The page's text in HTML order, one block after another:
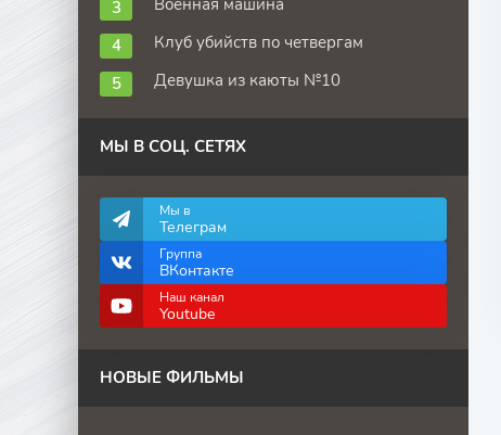
Военная машина
Клуб убийств по четвергам
Девушка из каюты №10
МЫ В СОЦ. СЕТЯХ
Мы в
Телеграм
Группа
ВКонтакте
Наш канал
Youtube
НОВЫЕ ФИЛЬМЫ